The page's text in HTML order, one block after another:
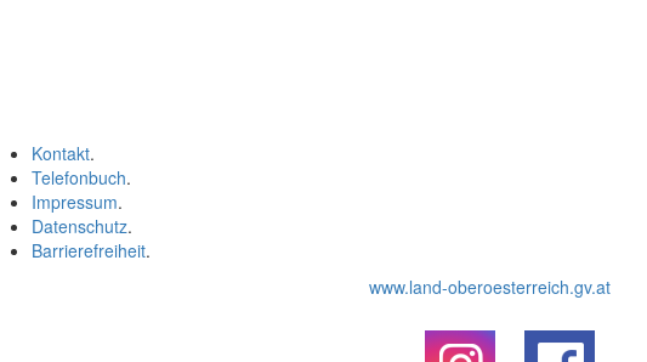
Kontakt.
Telefonbuch.
Impressum.
Datenschutz.
Barrierefreiheit.
www.land-oberoesterreich.gv.at